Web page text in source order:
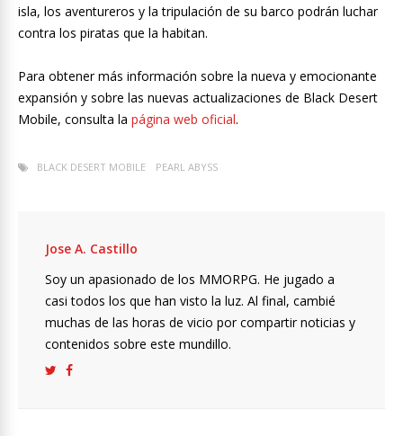
isla, los aventureros y la tripulación de su barco podrán luchar
contra los piratas que la habitan.
Para obtener más información sobre la nueva y emocionante
expansión y sobre las nuevas actualizaciones de Black Desert
Mobile, consulta la página web oficial.
BLACK DESERT MOBILE PEARL ABYSS
Jose A. Castillo
Soy un apasionado de los MMORPG. He jugado a
casi todos los que han visto la luz. Al final, cambié
muchas de las horas de vicio por compartir noticias y
contenidos sobre este mundillo.